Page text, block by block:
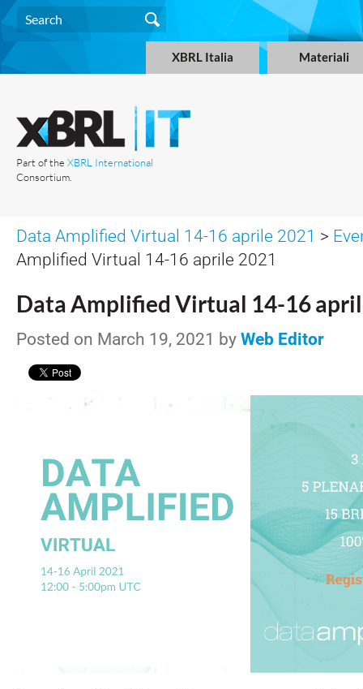
XBRL Italia Materiali
Part of the XBRL International
Consortium.
Data Amplified Virtual 14-16 aprile 2021 >
Amplified Virtual 14-16 aprile 2021
Data Amplified Virtual 14-16
Posted on March 19, 2021 by Web Editor